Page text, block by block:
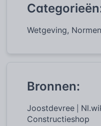
Wetgeving,
Bronnen:
Joostdevree
Constructieshop